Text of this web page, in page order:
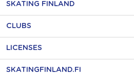
SKATING FINLAND
CLUBS
LICENSES
SKATINGFINLAND.FI